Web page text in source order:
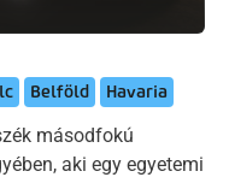
Belföld Havaria
másodfokú
aki egy egyetemi